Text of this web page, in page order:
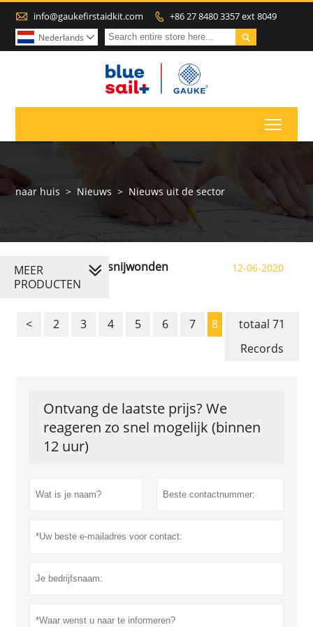
 info@gaukefirstaidkit.com  +86 27 8480 3357 ext 8049

Nederlands 
naar huis > Nieuws > Nieuws uit de sector
Eerste hulp bij snijwonden 12-06-2020
< 2 3 4 5 6 7 8
totaal 71
Records
Ontvang de laatste prijs? We
reageren zo snel mogelijk (binnen
12 uur)
MEER
PRODUCTEN